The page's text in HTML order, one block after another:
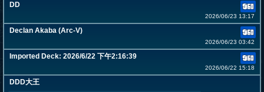
DD
2026/06/23 13:17
Declan Akaba (Arc-V)
2026/06/23 03:42
Imported Deck: 2026/6/22 下午2:16:39
2026/06/22 15:18
DDD大王